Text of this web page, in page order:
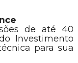
de até 40
Investimento
para sua